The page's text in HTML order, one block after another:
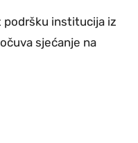
podršku institucija iz
sjećanje na